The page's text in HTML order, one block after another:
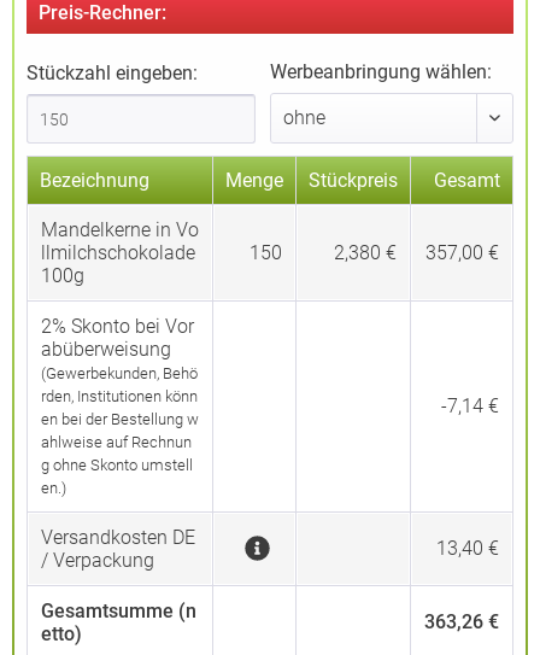
Preis-Rechner:
Stückzahl eingeben: Werbeanbringung wählen:
Bezeichnung Menge Stückpreis Gesamt
Mandelkerne in Vo
llmilchschokolade
100g
150 2,380 € 357,00 €
2% Skonto bei Vor
abüberweisung
(Gewerbekunden, Behö
rden, Institutionen könn
en bei der Bestellung w
ahlweise auf Rechnun
g ohne Skonto umstell
en.)
-7,14 €
Versandkosten DE
/ Verpackung
13,40 €
Gesamtsumme (n
etto)
363,26 €